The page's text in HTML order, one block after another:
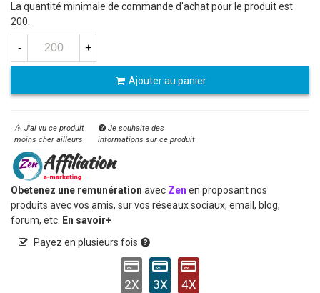
La quantité minimale de commande d'achat pour le produit est
200.
- +
Ajouter au panier
J'ai vu ce produit
moins cher ailleurs
Je souhaite des
informations sur ce produit
Obetenez une remunération avec Zen en proposant nos
produits avec vos amis, sur vos réseaux sociaux, email, blog,
forum, etc. En savoir+
Payez en plusieurs fois
2X 3X 4X